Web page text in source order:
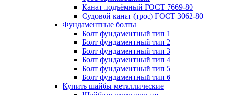
Канат подъёмный ГОСТ 7669-80
Судовой канат (трос) ГОСТ 3062-80
Фундаментные болты
Болт фундаментный тип 1
Болт фундаментный тип 2
Болт фундаментный тип 3
Болт фундаментный тип 4
Болт фундаментный тип 5
Болт фундаментный тип 6
Купить шайбы металлические